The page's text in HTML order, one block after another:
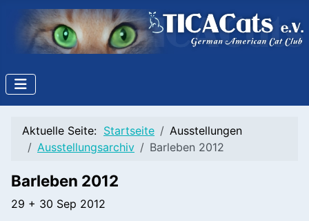
Aktuelle Seite: Startseite
Ausstellungen
Ausstellungsarchiv
Barleben 2012
Barleben 2012
29 + 30 Sep 2012